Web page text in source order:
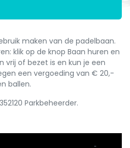
maken van de padelbaan.
klik op de knop Baan huren en
vrij of bezet is en kun je een
een vergoeding van € 20,-
ballen.
Parkbeheerder.